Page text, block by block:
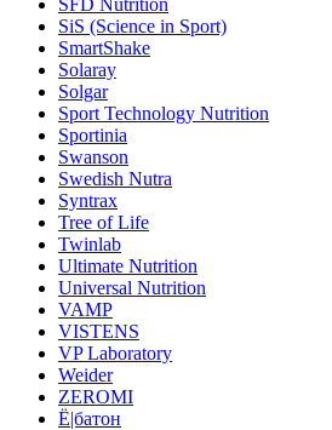
SFD Nutrition
SiS (Science in Sport)
SmartShake
Solaray
Solgar
Sport Technology Nutrition
Sportinia
Swanson
Swedish Nutra
Syntrax
Tree of Life
Twinlab
Ultimate Nutrition
Universal Nutrition
VAMP
VISTENS
VP Laboratory
Weider
ZEROMI
Ё|батон